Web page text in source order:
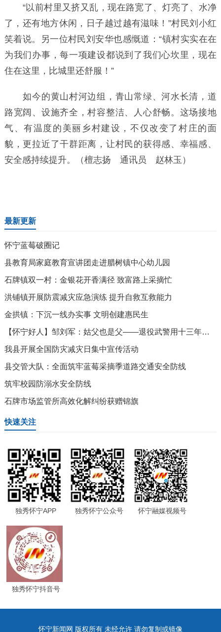
“以前村里又挤又乱，现在路宽了、灯亮了、水净
了，还有地方休闲，日子越过越有滋味！”村民刘小红
笑着说。另一位村民刘安华也感慨道：“镇村实实在在
为我们办事，每一项建设都说到了我们心坎里，现在
住在这里，比城里还舒服！”
如今的黄山村河边组，青山常绿、河水长清，道
路宽阔、设施齐全，村容整洁、人心舒畅。这场接地
气、有温度的美丽乡村建设，不仅改变了村庄的面
貌，更拉近了干群距离，让村民的获得感、幸福感、
安全感持续提升。（檀志扬 通讯员 赵林玉）
最新更新
怀宁蓝莓破圈记
县教育局家庭教育宣讲团走进腊树镇中心幼儿园
石牌镇双一村：金银花开香满径 致富路上采摘忙
洪铺镇开展防震减灾应急演练 提升自救互救能力
金拱镇：下沉一线办实事 文明创建惠民生
【怀宁好人】邹刘军：姑父也是父——退役武警用十三年诠释超越血缘的守护
我县开展全国防灾减灾日集中宣传活动
县交管大队：全面筑牢蓝莓采摘季道路交通安全防线
筑牢校园防溺水安全防线
石牌市场监管所高效化解纠纷获赠锦旗
快速关注
独秀怀宁APP 独秀怀宁公众号 怀宁融媒视频号
独秀怀宁抖音号
怀宁新闻网 版权所有 未经允许 请勿复制或镜像